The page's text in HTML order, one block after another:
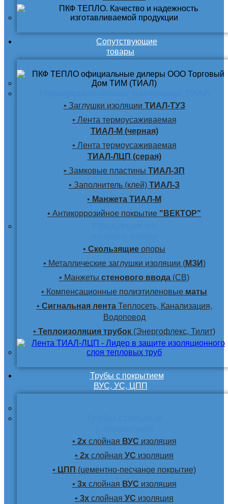
Сопутствующие
товары
• Заглушки изоляции ТИАЛ-ТУЗ
• Лента термоусаживаемая
ТИАЛ-М (черная)
• Лента термоусаживаемая
ТИАЛ-ЛЦП (серая)
• Замковые пластины ТИАЛ-ЗП
• Заполнитель (клей) ТИАЛ-З
• Манжета ТИАЛ-М
• Антикоррозийное покрытие "ВЕКТОР"
• Скользящие опоры
• Металлические заглушки изоляции (МЗИ)
• Манжеты стенового ввода (СВ)
• Компенсационные полиэтиленовые маты
• Сигнальная лентаТеплосеть, Канализация,
Водоповод
• Теплоизоляция трубок (Энергофлекс, Тилит)
Трубы с покрытием
ВУС, УС, ЦПП
• 2хслойная ВУС изоляция
• 2х слойная УС изоляция
• ЦПП (цементно-песчаное покрытие)
• 3хслойная ВУС изоляция
• 3х слойная УС изоляция